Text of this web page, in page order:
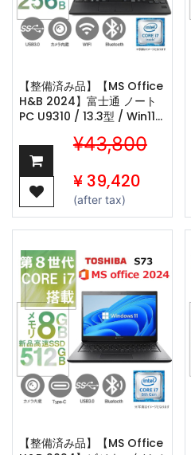
【整備済み品】【MS Office
H&B 2024】富士通 ノート
PC U9310 / 13.3型 / Win11
カメラ/ワジュンの
wifi/Bluetooth/8GB
/256GB SSD
¥43,800
¥ 39,420
(after tax)
【整備済み品】【MS Office